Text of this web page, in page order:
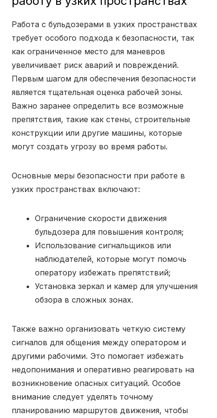
Работа с бульдозерами в узких пространствах
требует особого подхода к безопасности, так
как ограниченное место для маневров
увеличивает риск аварий и повреждений.
Первым шагом для обеспечения безопасности
является тщательная оценка рабочей зоны.
Важно заранее определить все возможные
препятствия, такие как стены, строительные
конструкции или другие машины, которые
могут создать угрозу во время работы.
Основные меры безопасности при работе в
узких пространствах включают:
Ограничение скорости движения
бульдозера для повышения контроля;
Использование сигнальщиков или
наблюдателей, которые могут помочь
оператору избежать препятствий;
Установка зеркал и камер для улучшения
обзора в сложных зонах.
Также важно организовать четкую систему
сигналов для общения между оператором и
другими рабочими. Это помогает избежать
недопонимания и оперативно реагировать на
возникновение опасных ситуаций. Особое
внимание следует уделять точному
планированию маршрутов движения, чтобы